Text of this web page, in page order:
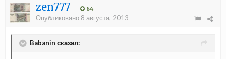
zen777 84
Опубликовано 8 августа, 2013
Babanin сказал: